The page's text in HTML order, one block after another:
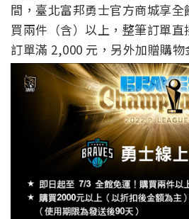
間，臺北富邦勇士官方商城享
買兩件（含）以上，整筆訂單
訂單滿 2,000 元，另外加贈購物